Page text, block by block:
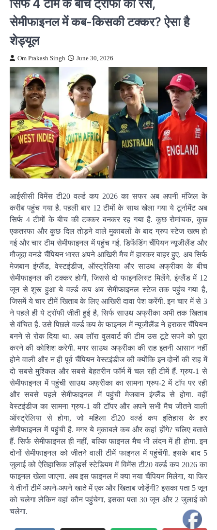
सेमीफाइनल में कब-किसकी टक्कर? ऐसा है
शेड्यूल
Om Prakash Singh June 30, 2026
आईसीसी विमेंस टी20 वर्ल्ड कप 2026 का सफर अब अपनी मंजिल के
करीब पहुंच गया है. पहली बार 12 टीमों के साथ खेला गया ये टूर्नामेंट अब
सिर्फ 4 टीमों के बीच की टक्कर बनकर रह गया है. कुछ रोमांचक, कुछ
एकतरफा और कुछ दिल तोड़ने वाले मुकाबलों के बाद ग्रुप स्टेज खत्म हो
गई और चार टीम सेमीफाइनल में पहुंच गईं. डिफेंडिंग चैंपियन न्यूजीलैंड और
मौजूदा वनडे चैंपियन भारत अपने आखिरी मैच में हारकर बाहर हुए. अब सिर्फ
मेजबान इंग्लैंड, वेस्टइंडीज, ऑस्ट्रेलिया और साउथ अफ्रीका के बीच
सेमीफाइनल की टक्कर होगी, जिससे दो फाइनलिस्ट मिलेंगे. इंग्लैंड में 12
जून से शुरू हुआ ये वर्ल्ड कप अब सेमीफाइनल स्टेज तक पहुंच गया है,
जिसमें ये चार टीमें खिताब के लिए आखिरी दावा पेश करेंगी. इन चार में से 3
ने पहले ही ये ट्रॉफी जीती हुई है, सिर्फ साउथ अफ्रीका अभी तक खिताब
से वंचित है. उसे पिछले वर्ल्ड कप के फाइनल में न्यूजीलैंड ने हराकर चैंपियन
बनने से रोक दिया था. अब लॉरा वुलवार्ट की टीम उस टूटे सपने को पूरा
करने की कोशिश करेगी. मगर साउथ अफ्रीका की राह इतनी आसान नहीं
होने वाली और न ही पूर्व चैंपियन वेस्टइंडीज की क्योंकि इन दोनों की राह में
दो सबसे मुश्किल और सबसे बेहतरीन फॉर्म में चल रही टीमें हैं. ग्रुप-1 से
सेमीफाइनल में पहुंची साउथ अफ्रीका का सामना ग्रुप-2 में टॉप पर रही
और सबसे पहले सेमीफाइनल में पहुंची मेजबान इंग्लैंड से होगा. वहीं
वेस्टइंडीज का सामना ग्रुप-1 की टॉपर और अपने सभी मैच जीतने वाली
ऑस्ट्रेलिया से होगा, जो महिला टी20 वर्ल्ड कप इतिहास के हर
सेमीफाइनल में पहुंची है. मगर ये मुकाबले कब और कहां होंगे? चलिए बताते
हैं. सिर्फ सेमीफाइनल ही नहीं, बल्कि फाइनल मैच भी लंदन में ही होगा. इन
दोनों सेमीफाइनल को जीतने वाली टीमें फाइनल में पहुंचेंगी. इसके बाद 5
जुलाई को ऐतिहासिक लॉर्ड्स स्टेडियम में विमेंस टी20 वर्ल्ड कप 2026 का
फाइनल खेला जाएगा. अब इस फाइनल में क्या नया चैंपियन मिलेगा, या फिर
ये तीनों टीमें अपने-अपने खाते में एक और खिताब जोड़ेंगी? इसका पता 5 जून
को चलेगा लेकिन वहां कौन पहुंचेगा, इसका पता 30 जून और 2 जुलाई को
चलेगा.